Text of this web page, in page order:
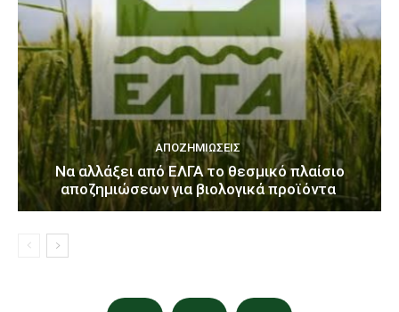
ΑΠΟΖΗΜΙΏΣΕΙΣ
Να αλλάξει από ΕΛΓΑ το θεσμικό πλαίσιο
αποζημιώσεων για βιολογικά προϊόντα